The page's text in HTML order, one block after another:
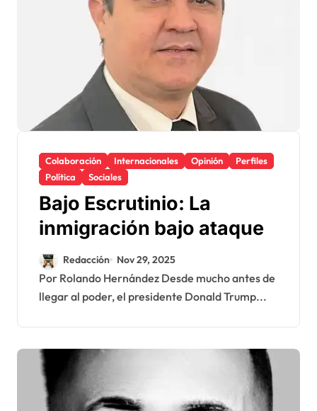
Colaboración Internacionales Opinión
Perfiles
Política
Sociales
Bajo Escrutinio: La
inmigración bajo ataque
Redacción Nov 29, 2025
Por Rolando Hernández Desde mucho antes de
llegar al poder, el presidente Donald Trump...